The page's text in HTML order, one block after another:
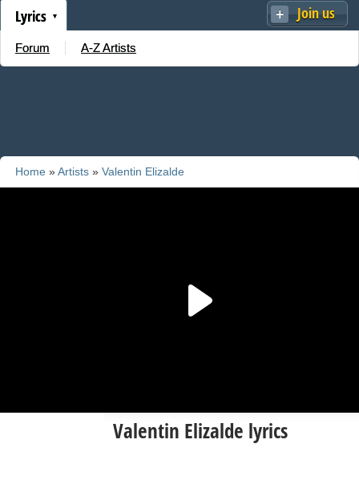
Join us
Lyrics
Forum A-Z Artists
Home »Artists » Valentin Elizalde
Valentin Elizalde lyrics